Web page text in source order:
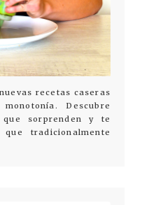
recetas caseras
Descubre
sorprenden y te
tradicionalmente